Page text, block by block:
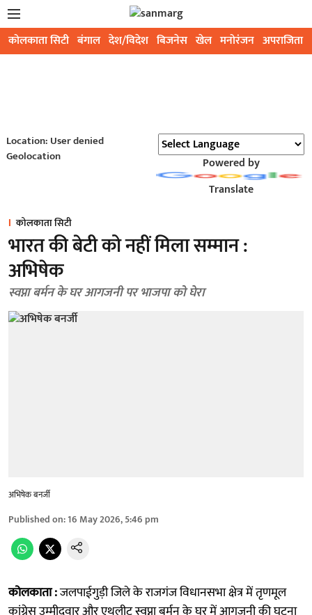
कोलकाता सिटी बंगाल देश/विदेश बिजनेस खेल मनोरंजन अपराजिता
Location: User denied
Geolocation
Powered by
Translate
कोलकाता सिटी
भारत की बेटी को नहीं मिला सम्मान :
अभिषेक
स्वप्ना बर्मन के घर आगजनी पर भाजपा को घेरा
अभिषेक बनर्जी
Published on:16 May 2026, 5:46 pm
कोलकाता :जलपाईगुड़ी जिले के राजगंज विधानसभा क्षेत्र में तृणमूल